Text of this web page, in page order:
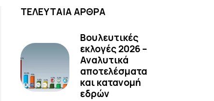
ΤΕΛΕΥΤΑΙΑ ΑΡΘΡΑ
Βουλευτικές
εκλογές 2026 –
Αναλυτικά
αποτελέσματα
και κατανομή
εδρών